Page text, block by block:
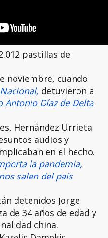
pastillas de
noviembre, cuando
detuvieron a
Antonio Díaz de Delta
Hernández Urrieta
audios y
en el hecho.
la pandemia,
salen del país
detenidos Jorge
de 34 años de edad y
china.